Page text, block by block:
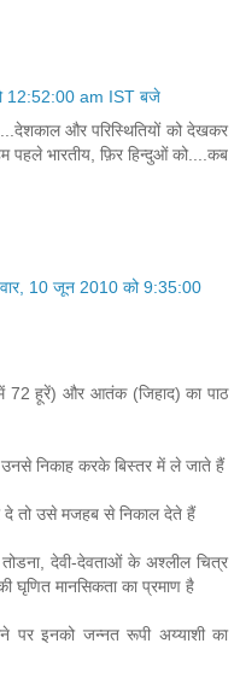
12:52:00 am IST बजे
और परिस्थितियों को देखकर
पहले भारतीय, फ़िर हिन्दुओं को....कब
10 जून 2010 को 9:35:00
72 हूरें) और आतंक (जिहाद) का पाठ
निकाह करके बिस्तर में ले जाते हैं
दे तो उसे मजहब से निकाल देते हैं
तोडना, देवी-देवताओं के अश्लील चित्र
घृणित मानसिकता का प्रमाण है
पर इनको जन्नत रूपी अय्याशी का